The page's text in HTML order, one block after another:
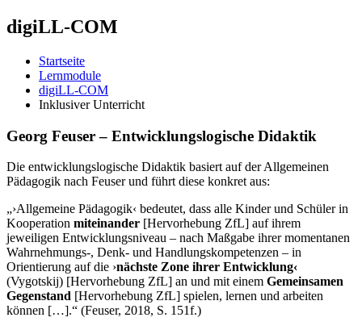
digiLL-COM
Startseite
Lernmodule
digiLL-COM
Inklusiver Unterricht
Georg Feuser – Entwicklungslogische Didaktik
Die entwicklungslogische Didaktik basiert auf der Allgemeinen
Pädagogik nach Feuserund führt diese konkret aus:
„›Allgemeine Pädagogik‹ bedeutet, dass alle Kinder und Schüler in
Kooperation miteinander [Hervorhebung ZfL] auf ihrem
jeweiligen Entwicklungsniveau – nach Maßgabe ihrer momentanen
Wahrnehmungs-, Denk- und Handlungskompetenzen – in
Orientierung auf die ›nächste Zone ihrer Entwicklung‹
(Vygotskij) [Hervorhebung ZfL] an und mit einem Gemeinsamen
Gegenstand [Hervorhebung ZfL] spielen, lernen und arbeiten
können […].“ (Feuser, 2018, S. 151f.)